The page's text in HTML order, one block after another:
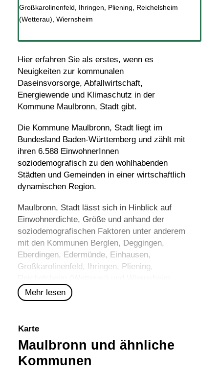
Hier erfahren Sie als erstes, wenn es
Neuigkeiten zur kommunalen
Daseinsvorsorge, Abfallwirtschaft,
Energiewende und Klimaschutz in der
Kommune Maulbronn, Stadt gibt.
Die Kommune Maulbronn, Stadt liegt im
Bundesland Baden-Württemberg und zählt mit
ihren 6.588 EinwohnerInnen
soziodemografisch zu den wohlhabenden
Städten und Gemeinden in einer wirtschaftlich
dynamischen Region.
Maulbronn, Stadt lässt sich in Hinblick auf
Einwohnerdichte, Größe und anhand der
soziodemografischen Faktoren unter anderem
mit den Kommunen Berglen, Deggingen,
Eberdingen, Edermünde, Einhausen,
Großkarolinenfeld , Ihringen, Pliening,
vergleichen.
Mehr lesen
Großkarolinenfeld
Ihringen Pliening
Reichelsheim
(Wetterau) Wiernsheim
Karte
Maulbronn und ähnliche
Kommunen